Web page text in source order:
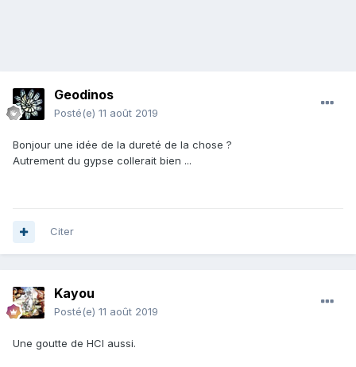
Geodinos
Posté(e) 11 août 2019
Bonjour une idée de la dureté de la chose ?
Autrement du gypse collerait bien ...
Citer
Kayou
Posté(e) 11 août 2019
Une goutte de HCl aussi.